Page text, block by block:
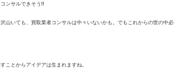
ンサルできそう‼️
山いても、 買取業者コンサルは中々いないかも。 でもこれからの世の中必
ことからアイデアは生まれますね。